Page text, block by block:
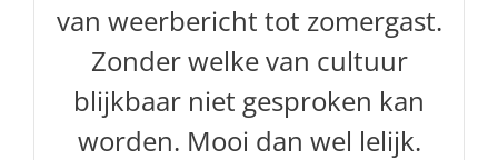
van weerbericht tot zomergast.
Zonder welke van cultuur
blijkbaar niet gesproken kan
worden. Mooi dan wel lelijk.